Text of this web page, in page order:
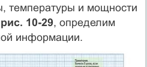
температуры и мощности
рис. 10-29, определим
информации.